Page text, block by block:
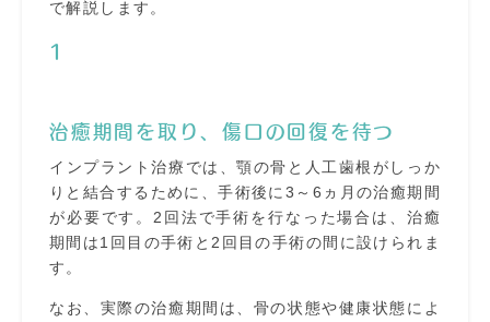
で解説します。
1
治癒期間を取り、傷口の回復を待つ
インプラント治療では、顎の骨と人工歯根がしっか
りと結合するために、手術後に3～6ヵ月の治癒期間
が必要です。2回法で手術を行なった場合は、治癒
期間は1回目の手術と2回目の手術の間に設けられま
す。
なお、実際の治癒期間は、骨の状態や健康状態によ